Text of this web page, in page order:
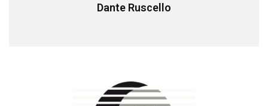
Dante Ruscello